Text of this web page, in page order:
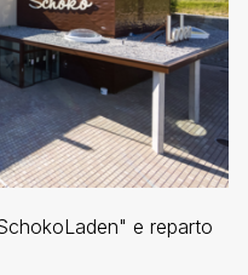
e reparto